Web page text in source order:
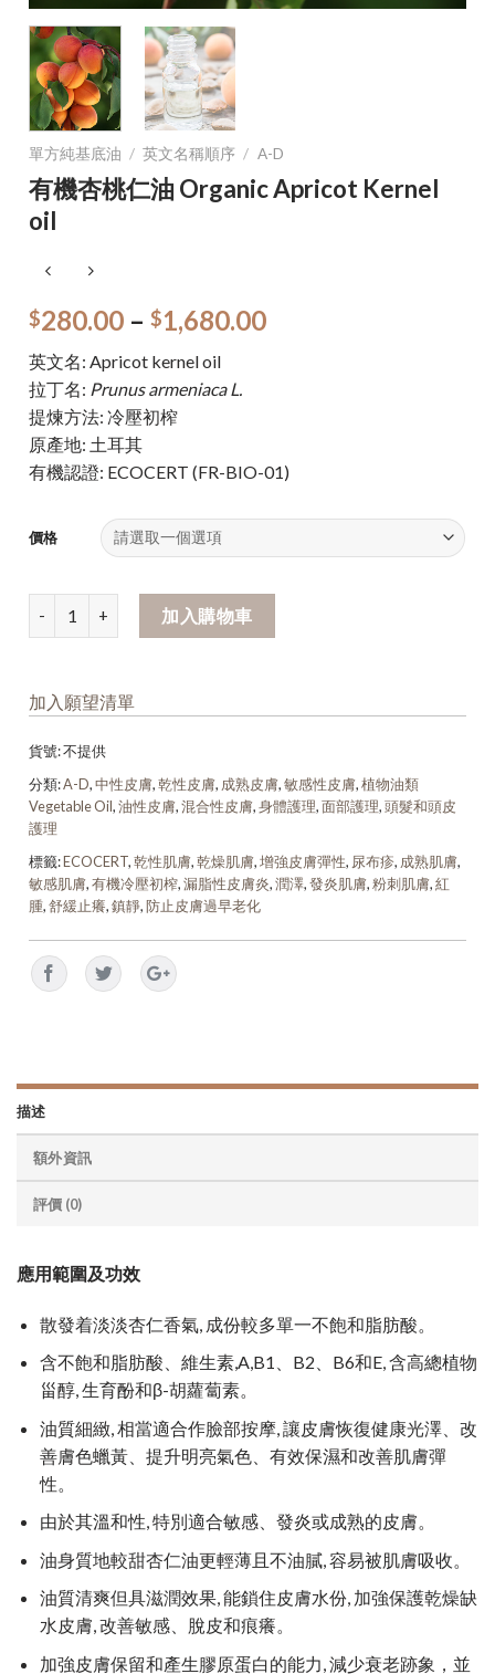
單方純基底油 / 英文名稱順序 / A-D
有機杏桃仁油 Organic Apricot Kernel
oil
$280.00 –$1,680.00
英文名: Apricot kernel oil
拉丁名: Prunus armeniaca L.
提煉方法: 冷壓初榨
原產地: 土耳其
有機認證: ECOCERT (FR-BIO-01)
價格
加入購物車
加入願望清單
貨號:不提供
分類:A-D,中性皮膚,乾性皮膚, 成熟皮膚,敏感性皮膚,植物油類
Vegetable Oil,油性皮膚,混合性皮膚,身體護理,面部護理,頭髮和頭皮
護理
標籤:ECOCERT,乾性肌膚,乾燥肌膚,增強皮膚彈性, 尿布疹, 成熟肌膚,
敏感肌膚,有機冷壓初榨,漏脂性皮膚炎,潤澤,發炎肌膚,粉刺肌膚,紅
腫,舒緩止癢,鎮靜,防止皮膚過早老化
描述
額外資訊
評價 (0)
應用範圍及功效
散發着淡淡杏仁香氣, 成份較多單一不飽和脂肪酸。
含不飽和脂肪酸、維生素,A,B1、B2、B6和E, 含高總植物
甾醇, 生育酚和β-胡蘿蔔素。
油質細緻, 相當適合作臉部按摩, 讓皮膚恢復健康光澤、改
善膚色蠟黃、提升明亮氣色、有效保濕和改善肌膚彈
性。
由於其溫和性, 特別適合敏感、發炎或成熟的皮膚。
油身質地較甜杏仁油更輕薄且不油膩, 容易被肌膚吸收。
油質清爽但具滋潤效果, 能鎖住皮膚水份, 加強保護乾燥缺
水皮膚, 改善敏感、脫皮和痕癢。
加強皮膚保留和產生膠原蛋白的能力, 減少衰老跡象，並